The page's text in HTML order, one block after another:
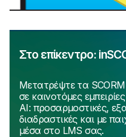
Στο επίκεντρο:
Μετατρέψτε τα
σε καινοτόμες
AI: προσαρμοστικές,
διαδραστικές και με
μέσα στο LMS σας.